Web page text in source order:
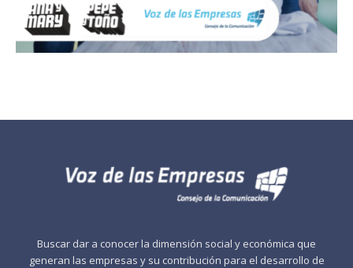
Buscar dar a conocer la dimensión social y económica que
generan las empresas y su contribución para el desarrollo de